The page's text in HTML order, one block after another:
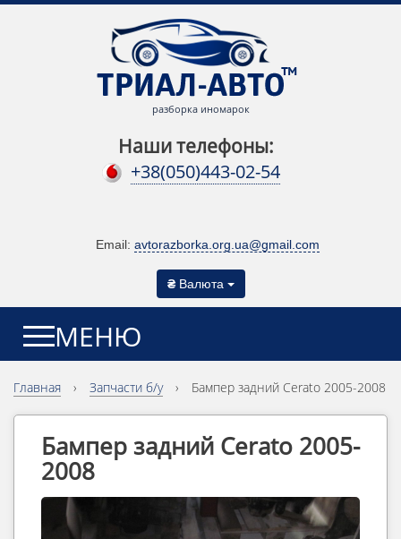
разборка иномарок
Наши телефоны:
+38(050)443-02-54
Email: avtorazborka.org.ua@gmail.com
₴ Валюта
МЕНЮ
Главная › Запчасти б/у › Бампер задний Cerato 2005-2008
Бампер задний Cerato 2005-
2008